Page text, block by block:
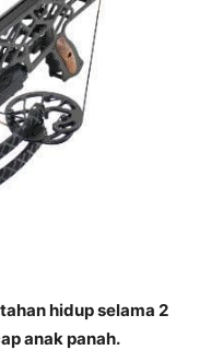
hidup selama 2
anak panah.